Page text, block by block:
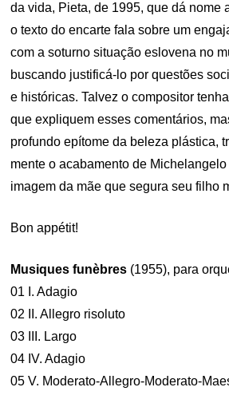
da vida, Pieta, de 1995, que dá nome
o texto do encarte fala sobre um
com a soturno situação eslovena no
buscando justificá-lo por questões
e históricas. Talvez o compositor
que expliquem esses comentários,
profundo epítome da beleza plástica,
mente o acabamento de
imagem da mãe que segura seu filho
Bon appétit!
Musiques funèbres (1955), para
01 I. Adagio
02 II. Allegro risoluto
03 III. Largo
04 IV. Adagio
05 V. Moderato-Allegro-Moderato-